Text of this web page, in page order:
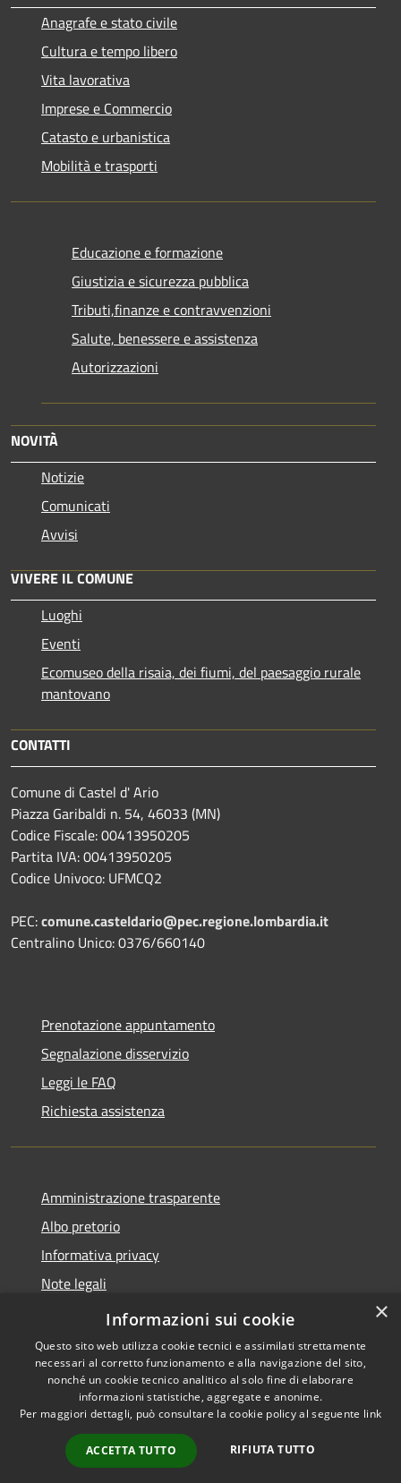
Anagrafe e stato civile
Cultura e tempo libero
Vita lavorativa
Imprese e Commercio
Catasto e urbanistica
Mobilità e trasporti
Educazione e formazione
Giustizia e sicurezza pubblica
Tributi,finanze e contravvenzioni
Salute, benessere e assistenza
Autorizzazioni
NOVITÀ
Notizie
Comunicati
Avvisi
VIVERE IL COMUNE
Luoghi
Eventi
Ecomuseo della risaia, dei fiumi, del paesaggio rurale
mantovano
CONTATTI
Comune di Castel d' Ario
Piazza Garibaldi n. 54, 46033 (MN)
Codice Fiscale: 00413950205
Partita IVA: 00413950205
Codice Univoco: UFMCQ2
PEC:comune.casteldario@pec.regione.lombardia.it
Centralino Unico: 0376/660140
Prenotazione appuntamento
Segnalazione disservizio
Leggi le FAQ
Richiesta assistenza
Amministrazione trasparente
Albo pretorio
Informativa privacy
Note legali
Dichiarazione di accessibilità
Accessibilità
Copyright © 2026 • Comune di
Castel d'Ario • Powered by
Municipium•
×
Informazioni sui cookie
Questo sito web utilizza cookie tecnici e assimilati strettamente
necessari al corretto funzionamento e alla navigazione del sito,
nonché un cookie tecnico analitico al solo fine di elaborare
informazioni statistiche, aggregate e anonime.
Per maggiori dettagli, può consultare la cookie policy al seguente link
ACCETTA TUTTO RIFIUTA TUTTO